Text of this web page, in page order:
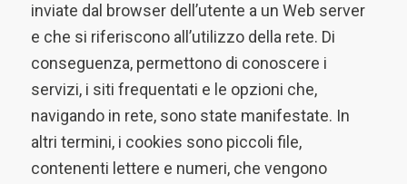
inviate dal browser dell’utente a un Web server
e che si riferiscono all’utilizzo della rete. Di
conseguenza, permettono di conoscere i
servizi, i siti frequentati e le opzioni che,
navigando in rete, sono state manifestate. In
altri termini, i cookies sono piccoli file,
contenenti lettere e numeri, che vengono